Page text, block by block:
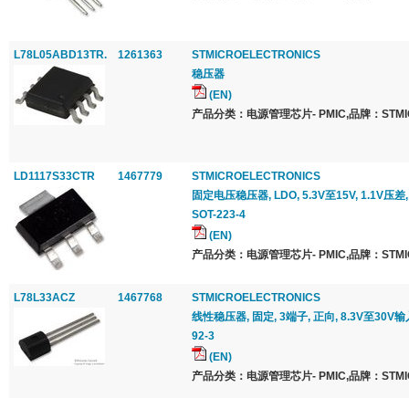
L78L05ABD13TR. 1261363
STMICROELECTRONICS
稳压器
(EN)
产品分类：电源管理芯片- PMIC,品牌：
LD1117S33CTR 1467779
STMICROELECTRONICS
固定电压稳压器, LDO, 5.3V至15V, 1.1V压
SOT-223-4
(EN)
产品分类：电源管理芯片- PMIC,品牌：
L78L33ACZ 1467768
STMICROELECTRONICS
线性稳压器, 固定, 3端子, 正向, 8.3V至30V
92-3
(EN)
产品分类：电源管理芯片- PMIC,品牌：